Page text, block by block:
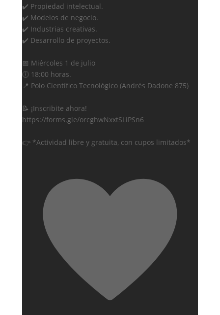
✔️ Propiedad intelectual.
✔️ Modelos de negocio.
✔️ Industrias creativas.
✔️ Desarrollo de proyectos.
📅 Miércoles 1 de julio
🕕 18:00 horas.
📍 Polo Científico Tecnológico (Andrés Dadone 875)
📝 ¡Inscribite ahora!
https://forms.gle/orcghwNxxtSLiPSn6
👉 *Actividad libre y gratuita, con cupos limitados*